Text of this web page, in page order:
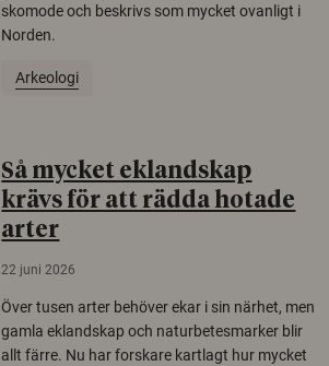
skomode och beskrivs som mycket ovanligt i
Norden.
Arkeologi
Så mycket eklandskap
krävs för att rädda hotade
arter
22 juni 2026
Över tusen arter behöver ekar i sin närhet, men
gamla eklandskap och naturbetesmarker blir
allt färre. Nu har forskare kartlagt hur mycket